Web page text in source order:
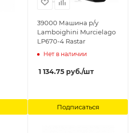
39000 Машина р/у
Lamboighini Murcielago
LP670-4 Rastar
Нет в наличии
1 134.75 руб./шт
Подписаться